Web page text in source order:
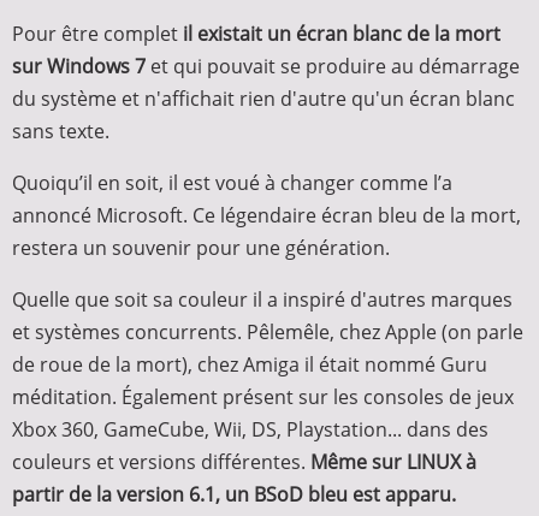
Pour être complet il existait un écran blanc de la mort
sur Windows 7 et qui pouvait se produire au démarrage
du système et n'affichait rien d'autre qu'un écran blanc
sans texte.
Quoiqu’il en soit, il est voué à changer comme l’a
annoncé Microsoft. Ce légendaire écran bleu de la mort,
restera un souvenir pour une génération.
Quelle que soit sa couleur il a inspiré d'autres marques
et systèmes concurrents. Pêlemêle, chez Apple (on parle
de roue de la mort), chez Amiga il était nommé Guru
méditation. Également présent sur les consoles de jeux
Xbox 360, GameCube, Wii, DS, Playstation... dans des
couleurs et versions différentes. Même sur LINUX à
partir de la version 6.1, un BSoD bleu est apparu.